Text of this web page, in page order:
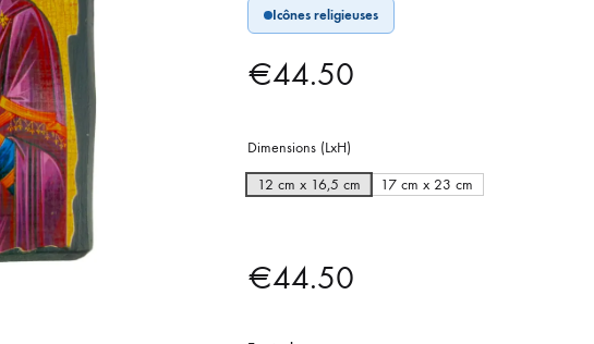
SYMBOLES CHRÉTIENS
CHAPELETS
JONCS
🛐 PRIER LES SAINTSIcônes religieuses
€44.50
Dimensions (LxH)
12 cm x 16,5 cm
17 cm x 23 cm
€44.50